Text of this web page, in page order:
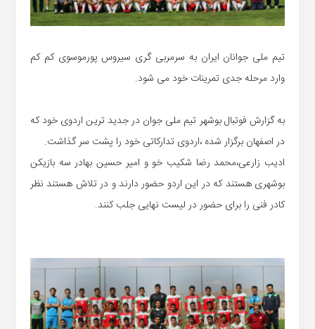
تیم ملی جوانان ایران به سرمربی گری سیروس پورموسوی کم کم
وارد مرحله جدی تمرینات خود می شود.
به گزارش فوتبال بوشهر تیم ملی جوان در جدید ترین اردوی خود که
در اصفهان برگزار شده ،اردوی تدارکاتی خود را پشت سر گذاشت.
ادیب زارعی،محمد رضا شکیب خو و امیر حسین بهادر سه بازیکن
بوشهری هستند که در این اردو حضور دارند و در تلاش هستند نظر
کادر فنی را برای حضور در لیست نهایی جلب کنند.